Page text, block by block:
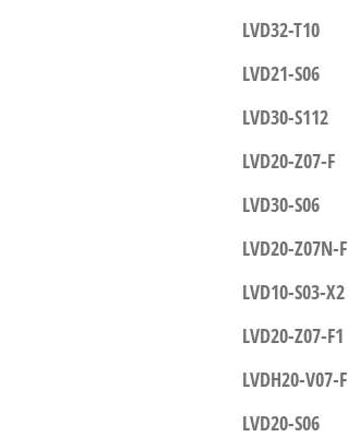
LVD32-T10
LVD21-S06
LVD30-S112
LVD20-Z07-F
LVD30-S06
LVD20-Z07N-F
LVD10-S03-X2
LVD20-Z07-F1
LVDH20-V07-F
LVD20-S06